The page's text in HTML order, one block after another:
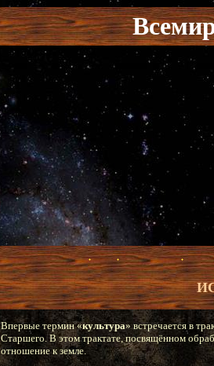
Впервые термин «культура» встречается в
Старшего. В этом трактате, посвящённом
отношение к земле.